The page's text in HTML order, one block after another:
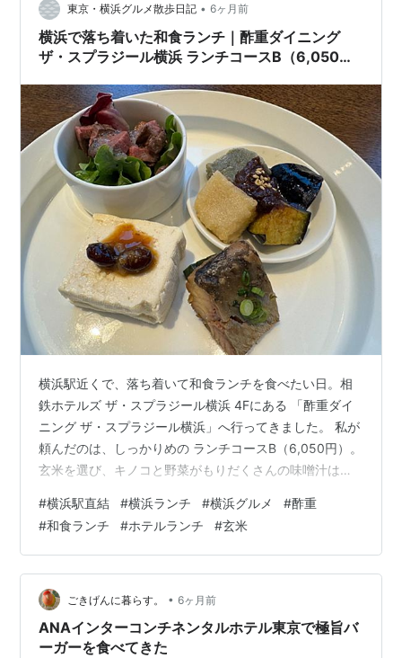
ラテ 行き先は ほぼ決定🤗 今から ワクワクしています…
東京・横浜グルメ散歩日記 • 6ヶ月前
横浜で落ち着いた和食ランチ｜酢重ダイニング
ザ・スプラジール横浜 ランチコースB（6,050
わり自由／2,000円台ランチも】
横浜駅近くで、落ち着いて和食ランチを食べたい日。相
鉄ホテルズ ザ・スプラジール横浜 4Fにある 「酢重ダイ
ニング ザ・スプラジール横浜」へ行ってきました。 私が
頼んだのは、しっかりめの ランチコースB（6,050円）。
玄米を選び、キノコと野菜がもりだくさんの味噌汁はお
だけのお店」じゃなくて、2,000円前後のランチもあるこ
と。今回は、実食レビュー＋メニュー価格帯もまとめて
おきます。 酢重ダイニング ザ・スプラジール横浜とは？
（アクセス・雰囲気） 店名：酢重ダイニング ザ・スプラ
ジール横浜 ジャンル：日本料理 住所：神奈川県横浜市神
奈川区鶴屋町…
#横浜駅直結 #横浜ランチ #横浜グルメ #酢重
#和食ランチ #ホテルランチ #玄米
ごきげんに暮らす。 • 6ヶ月前
ANAインターコンチネンタルホテル東京で極旨バ
ーガーを食べてきた